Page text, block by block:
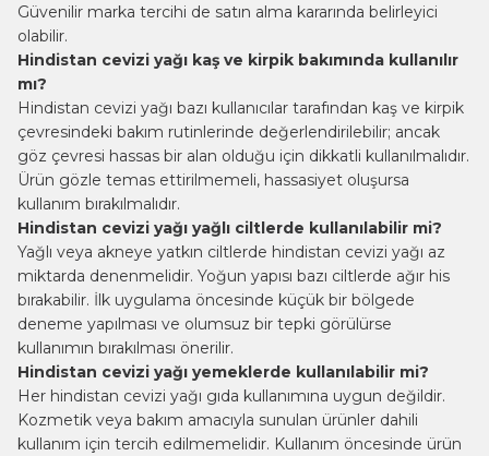
Güvenilir marka tercihi de satın alma kararında belirleyici
olabilir.
Hindistan cevizi yağı kaş ve kirpik bakımında kullanılır
mı?
Hindistan cevizi yağı bazı kullanıcılar tarafından kaş ve kirpik
çevresindeki bakım rutinlerinde değerlendirilebilir; ancak
göz çevresi hassas bir alan olduğu için dikkatli kullanılmalıdır.
Ürün gözle temas ettirilmemeli, hassasiyet oluşursa
kullanım bırakılmalıdır.
Hindistan cevizi yağı yağlı ciltlerde kullanılabilir mi?
Yağlı veya akneye yatkın ciltlerde hindistan cevizi yağı az
miktarda denenmelidir. Yoğun yapısı bazı ciltlerde ağır his
bırakabilir. İlk uygulama öncesinde küçük bir bölgede
deneme yapılması ve olumsuz bir tepki görülürse
kullanımın bırakılması önerilir.
Hindistan cevizi yağı yemeklerde kullanılabilir mi?
Her hindistan cevizi yağı gıda kullanımına uygun değildir.
Kozmetik veya bakım amacıyla sunulan ürünler dahili
kullanım için tercih edilmemelidir. Kullanım öncesinde ürün